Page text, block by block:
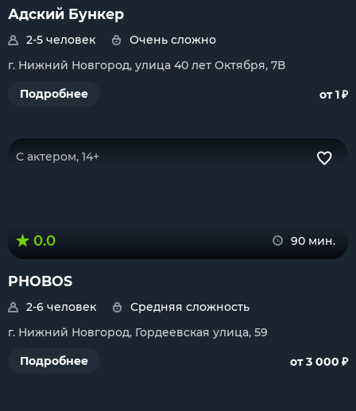
Адский Бункер
2-5 человек
Очень сложно
г. Нижний Новгород, улица 40 лет Октября, 7В
Подробнее
от 1₽
С актером, 14+
0.0 90 мин.
PHOBOS
2-6 человек
Средняя сложность
г. Нижний Новгород, Гордеевская улица, 59
Подробнее
от 3 000 ₽